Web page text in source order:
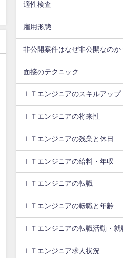
適性検査
雇用形態
非公開案件はなぜ非公開なのか
面接のテクニック
ＩＴエンジニアのスキルアップ
ＩＴエンジニアの将来性
ＩＴエンジニアの残業と休日
ＩＴエンジニアの給料・年収
ＩＴエンジニアの転職
ＩＴエンジニアの転職と年齢
ＩＴエンジニアの転職活動・
ＩＴエンジニア求人状況